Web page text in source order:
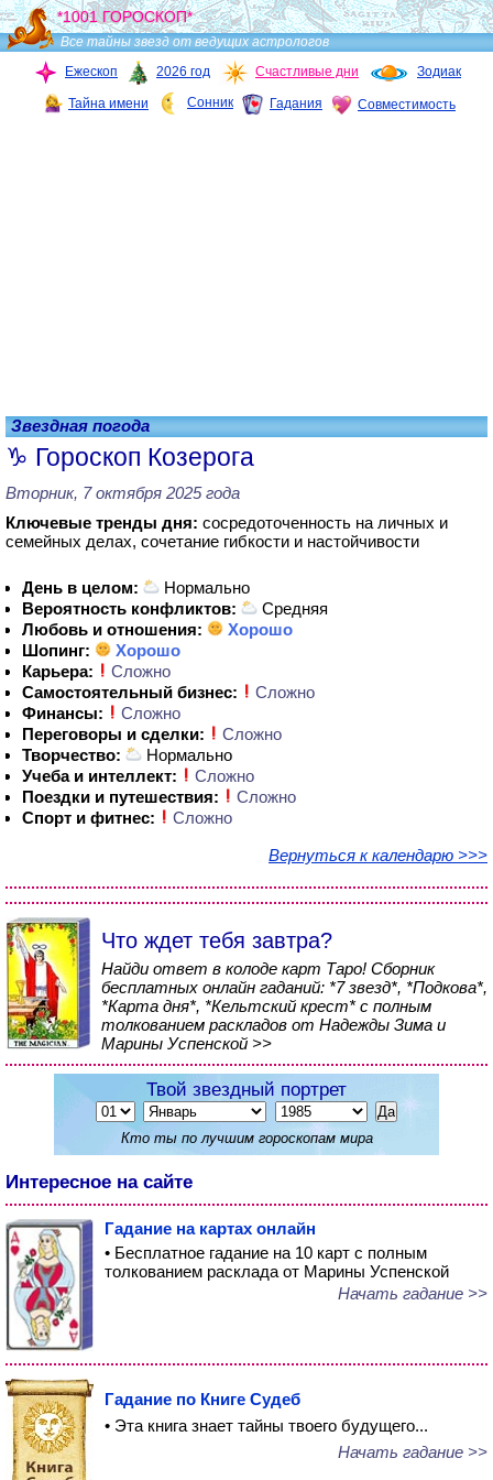
*1001 ГОРОСКОП*
Все тайны звезд от ведущих астрологов
Ежескоп
2026 год Счастливые дни Зодиак
Тайна имени Сонник Гадания Совместимость
Звездная погода
Гороскоп Козерога
Вторник, 7 октября 2025 года
Ключевые тренды дня: сосредоточенность на личных и
семейных делах, сочетание гибкости и настойчивости
День в целом:
Нормально
Вероятность конфликтов:
Средняя
Любовь и отношения:
Хорошо
Шопинг:
Хорошо
Карьера:
Сложно
Самостоятельный бизнес:
Сложно
Финансы:
Сложно
Переговоры и сделки:
Сложно
Творчество:
Нормально
Учеба и интеллект:
Сложно
Поездки и путешествия:
Сложно
Спорт и фитнес:
Сложно
Вернуться к календарю >>>
Что ждет тебя завтра?
Найди ответ в колоде карт Таро! Сборник
бесплатных онлайн гаданий: *7 звезд*, *Подкова*,
*Карта дня*, *Кельтский крест* с полным
толкованием раскладов от Надежды Зима и
Марины Успенской >>
Твой звездный портрет
Кто ты по лучшим гороскопам мира
Интересное на сайте
Гадание на картах онлайн
• Бесплатное гадание на 10 карт с полным
толкованием расклада от Марины Успенской
Начать гадание >>
Гадание по Книге Судеб
• Эта книга знает тайны твоего будущего...
Начать гадание >>